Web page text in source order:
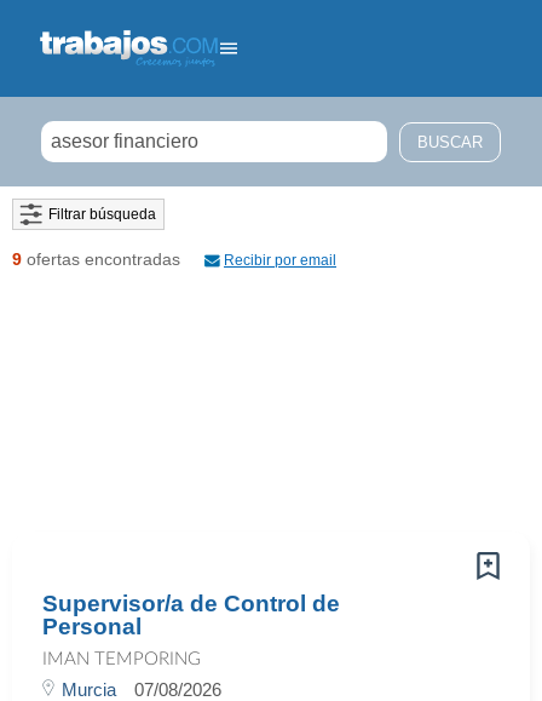
Filtrar búsqueda
9 ofertas encontradas Recibir por email
Supervisor/a de Control de
Personal
IMAN TEMPORING
Murcia 07/08/2026